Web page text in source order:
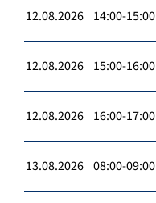
12.08.2026 14:00-15:00
12.08.2026 15:00-16:00
12.08.2026 16:00-17:00
13.08.2026 08:00-09:00